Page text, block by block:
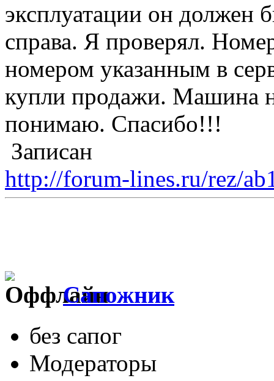
эксплуатации он должен
справа. Я проверял.
номером указанным в
купли продажи. Машина
понимаю. Спасибо!!!
Записан
http://forum-lines.ru/rez/
Сапожник
без сапог
Модераторы